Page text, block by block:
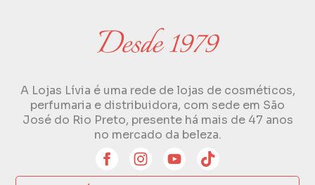
A Lojas Lívia é uma rede de lojas de cosméticos,
perfumaria e distribuidora, com sede em São
José do Rio Preto, presente há mais de 47 anos
no mercado da beleza.